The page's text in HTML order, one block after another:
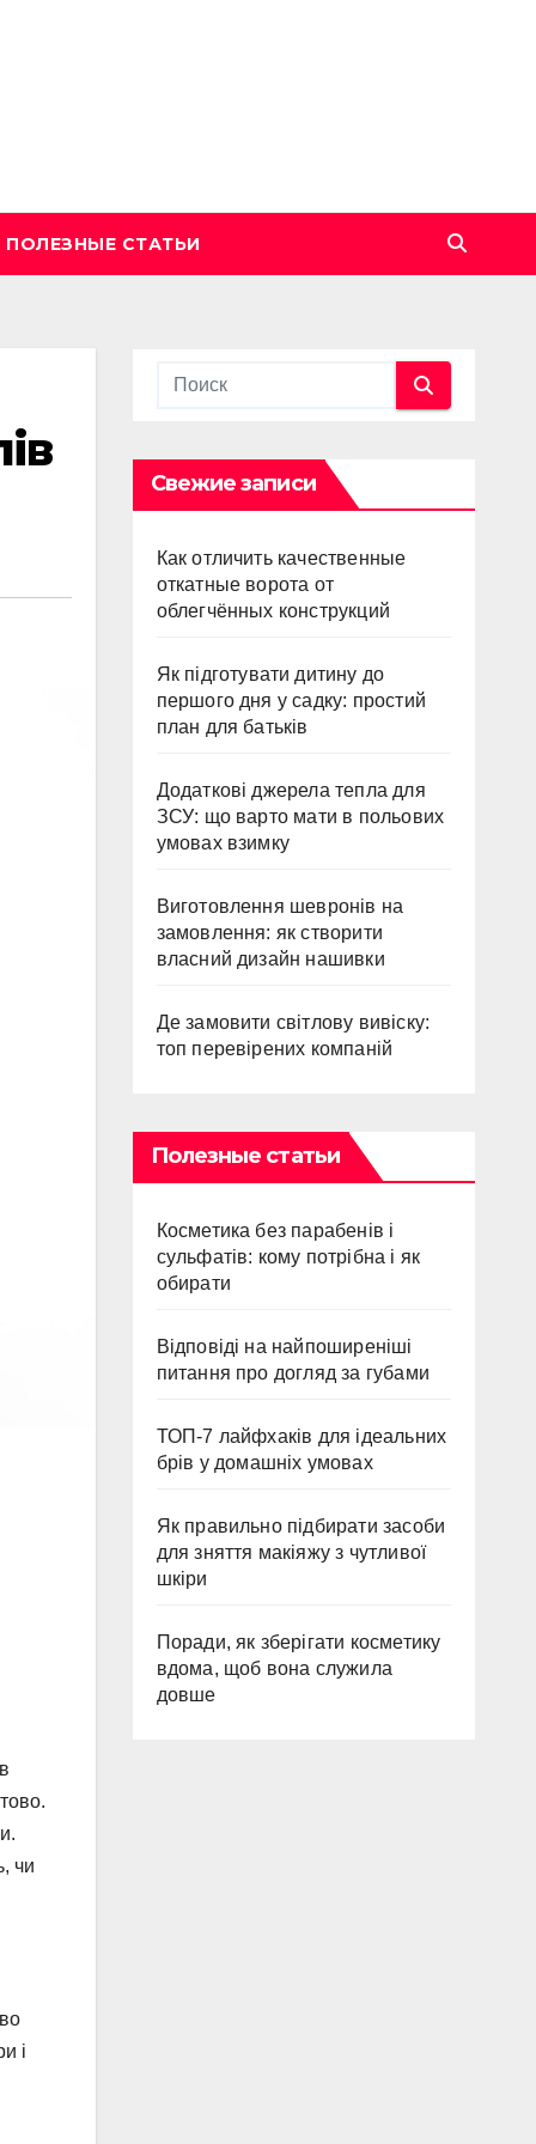
ПОЛЕЗНЫЕ СТАТЬИ
чи
і
Свежие записи
Как отличить качественные
откатные ворота от
облегчённых конструкций
Як підготувати дитину до
першого дня у садку: простий
план для батьків
Додаткові джерела тепла для
ЗСУ: що варто мати в польових
умовах взимку
Виготовлення шевронів на
замовлення: як створити
власний дизайн нашивки
Де замовити світлову вивіску:
топ перевірених компаній
Полезные статьи
Косметика без парабенів і
сульфатів: кому потрібна і як
обирати
Відповіді на найпоширеніші
питання про догляд за губами
ТОП-7 лайфхаків для ідеальних
брів у домашніх умовах
Як правильно підбирати засоби
для зняття макіяжу з чутливої
шкіри
Поради, як зберігати косметику
вдома, щоб вона служила
довше